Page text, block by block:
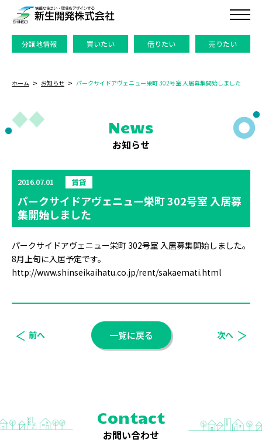
分譲地情報 買いたい 借りたい 売りたい
ホーム お知らせ パークサイドアヴェニュー栄町 302号室 入居募集開始しました
News
お知らせ
2016.07.01 賃貸
パークサイドアヴェニュー栄町 302号室 入居募
集開始しました
パークサイドアヴェニュー栄町 302号室 入居募集開始しました。
8月上旬に入居予定です。
http://www.shinseikaihatu.co.jp/rent/sakaemati.html
前へ 一覧に戻る 次へ
Contact
お問い合わせ